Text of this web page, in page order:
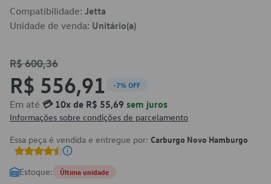
Compatibilidade: Jetta
Unidade de venda: Unitário(a)
R$ 600,36
R$ 556,91 -7% OFF
Em até 💳 10x de R$ 55,69 sem juros
Informações sobre condições de parcelamento
Essa peça é vendida e entregue por: Carburgo Novo Hamburgo
Estoque: Última unidade